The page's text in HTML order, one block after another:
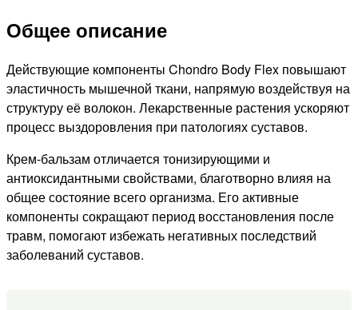
Общее описание
Действующие компоненты Chondro Body Flex повышают
эластичность мышечной ткани, напрямую воздействуя на
структуру её волокон. Лекарственные растения ускоряют
процесс выздоровления при патологиях суставов.
Крем-бальзам отличается тонизирующими и
антиоксидантными свойствами, благотворно влияя на
общее состояние всего организма. Его активные
компоненты сокращают период восстановления после
травм, помогают избежать негативных последствий
заболеваний суставов.